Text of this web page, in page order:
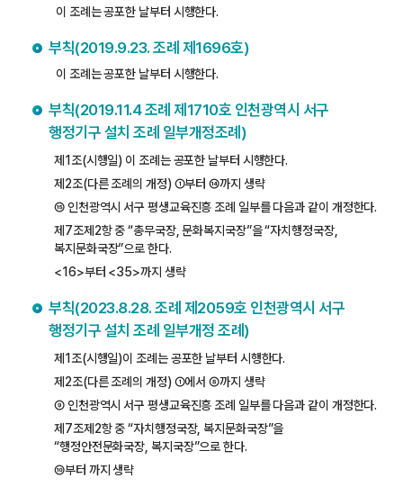
이 조례는 공포한 날부터 시행한다.
부칙(2019.9.23. 조례 제1696호)
이 조례는 공포한 날부터 시행한다.
부칙(2019.11.4 조례 제1710호 인천광역시 서구
행정기구 설치 조례 일부개정조례)
제1조(시행일) 이 조례는 공포한 날부터 시행한다.
제2조(다른 조례의 개정) ①부터 ⑭까지 생략
⑮ 인천광역시 서구 평생교육진흥 조례 일부를 다음과 같이 개정한다.
제7조제2항 중 “총무국장, 문화복지국장”을 “자치행정국장,
복지문화국장”으로 한다.
<16>부터 <35>까지 생략
부칙(2023.8.28. 조례 제2059호 인천광역시 서구
행정기구 설치 조례 일부개정 조례)
제1조(시행일)이 조례는 공포한 날부터 시행한다.
제2조(다른 조례의 개정) ①에서 ⑧까지 생략
⑨ 인천광역시 서구 평생교육진흥 조례 일부를 다음과 같이 개정한다.
제7조제2항 중 “자치행정국장, 복지문화국장”을
“행정안전문화국장, 복지국장”으로 한다.
⑩부터 까지 생략